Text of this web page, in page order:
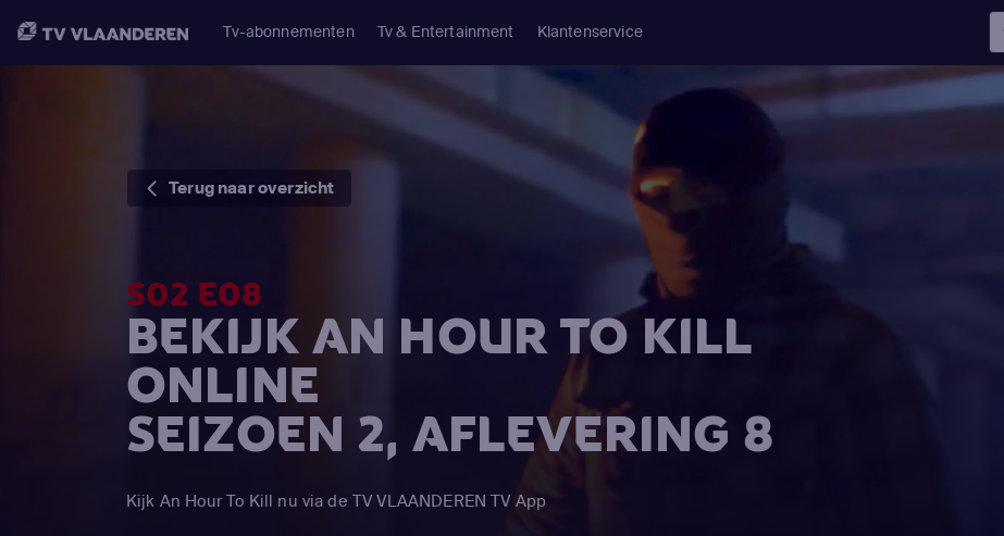
Tv-abonnementen Tv & Entertainment Klantenservice
Terug naar overzicht
S02 E08
BEKIJK AN HOUR TO KILL
ONLINE
SEIZOEN 2, AFLEVERING 8
Kijk An Hour To Kill nu via de TV VLAANDEREN TV App